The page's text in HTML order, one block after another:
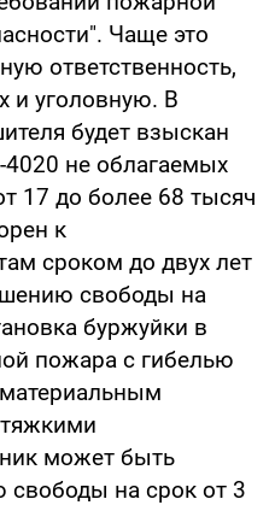
Чаще это
ответственность,
и уголовную. В
будет взыскан
не облагаемых
17 до более 68 тысяч
к
сроком до двух лет
свободы на
буржуйки в
пожара с гибелью
может быть
на срок от 3